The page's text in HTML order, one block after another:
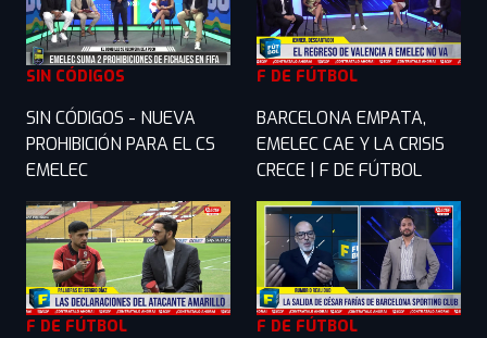
SIN CÓDIGOS
SIN CÓDIGOS - NUEVA
PROHIBICIÓN PARA EL CS
EMELEC
F DE FÚTBOL
BARCELONA EMPATA,
EMELEC CAE Y LA CRISIS
CRECE | F DE FÚTBOL
F DE FÚTBOL F DE FÚTBOL